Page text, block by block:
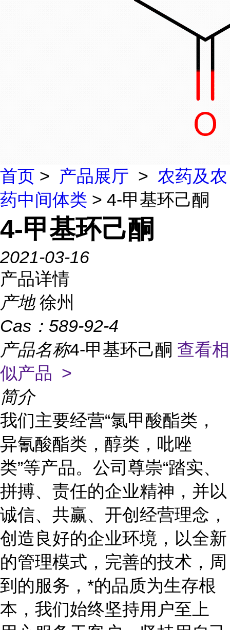
首页 > 产品展厅 > 农药及农
药中间体类 > 4-甲基环己酮
4-甲基环己酮
2021-03-16
产品详情
产地 徐州
Cas： 589-92-4
产品名称4-甲基环己酮 查看相
似产品 >
简介
我们主要经营“氯甲酸酯类，
异氰酸酯类，醇类，吡唑
类”等产品。公司尊崇“踏实、
拼搏、责任的企业精神，并以
诚信、共赢、开创经营理念，
创造良好的企业环境，以全新
的管理模式，完善的技术，周
到的服务，*的品质为生存根
本，我们始终坚持用户至上